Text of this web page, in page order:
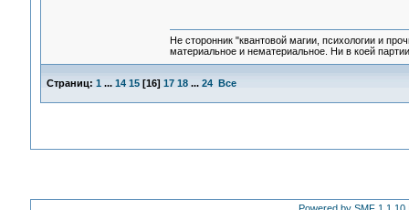
Не сторонник "квантовой магии, психологии и
материальное и нематериальное. Ни в коей
Страниц: 1 ... 14 15[16] 17 18 ... 24 Все